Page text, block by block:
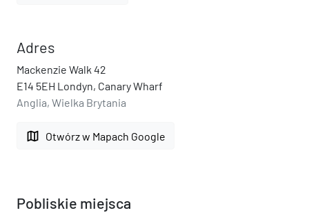
Adres
Mackenzie Walk 42
E14 5EH Londyn, Canary Wharf
Anglia, Wielka Brytania
map Otwórz w Mapach Google
Pobliskie miejsca